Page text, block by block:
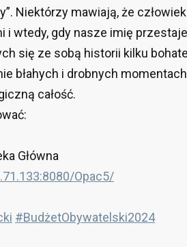
Niektórzy mawiają, że
wtedy, gdy nasze imię
się ze sobą historii kilku
błahych i drobnych
całość.
Główna
Opac5/
#BudżetObywatelski2024